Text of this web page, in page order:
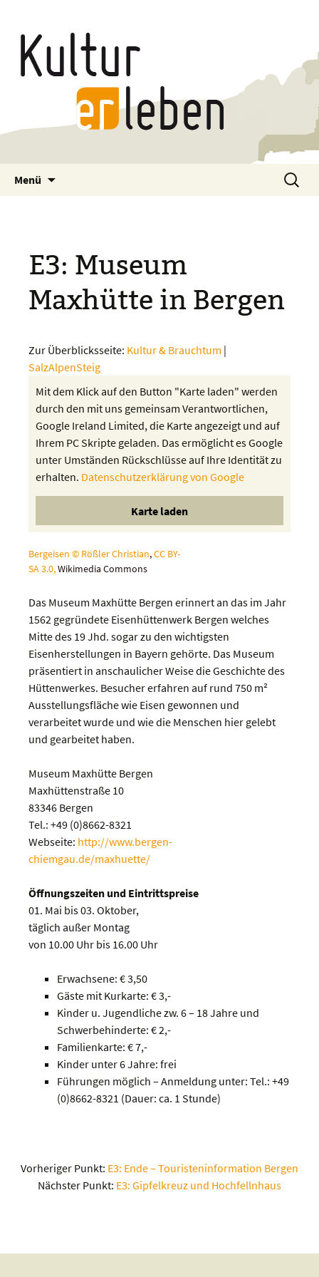
Menü
Suchen
nach:
E3: Museum
Maxhütte in Bergen
Zur Überblicksseite: Kultur & Brauchtum |
SalzAlpenSteig
Mit dem Klick auf den Button "Karte laden" werden
durch den mit uns gemeinsam Verantwortlichen,
Google Ireland Limited, die Karte angezeigt und auf
Ihrem PC Skripte geladen. Das ermöglicht es Google
unter Umständen Rückschlüsse auf Ihre Identität zu
erhalten. Datenschutzerklärung von Google
Bergeisen © Rößler Christian,CC BY-
SA 3.0,Wikimedia Commons
Das Museum Maxhütte Bergen erinnert an das im Jahr
1562 gegründete Eisenhüttenwerk Bergen welches
Mitte des 19 Jhd. sogar zu den wichtigsten
Eisenherstellungen in Bayern gehörte. Das Museum
präsentiert in anschaulicher Weise die Geschichte des
Hüttenwerkes. Besucher erfahren auf rund 750 m²
Ausstellungsfläche wie Eisen gewonnen und
verarbeitet wurde und wie die Menschen hier gelebt
und gearbeitet haben.
Museum Maxhütte Bergen
Maxhüttenstraße 10
83346 Bergen
Tel.: +49 (0)8662-8321
Webseite: http://www.bergen-
chiemgau.de/maxhuette/
Öffnungszeiten und Eintrittspreise
01. Mai bis 03. Oktober,
täglich außer Montag
von 10.00 Uhr bis 16.00 Uhr
Erwachsene: € 3,50
Gäste mit Kurkarte: € 3,-
Kinder u. Jugendliche zw. 6 – 18 Jahre und
Schwerbehinderte: € 2,-
Familienkarte: € 7,-
Kinder unter 6 Jahre: frei
Führungen möglich – Anmeldung unter: Tel.: +49
(0)8662-8321 (Dauer: ca. 1 Stunde)
Vorheriger Punkt: E3: Ende – Touristeninformation Bergen
Nächster Punkt: E3: Gipfelkreuz und Hochfellnhaus